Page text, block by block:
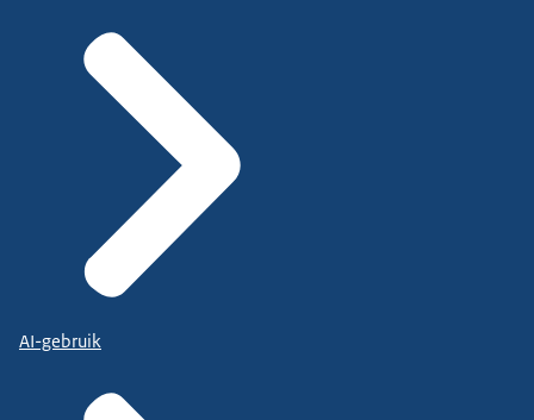
AI-gebruik